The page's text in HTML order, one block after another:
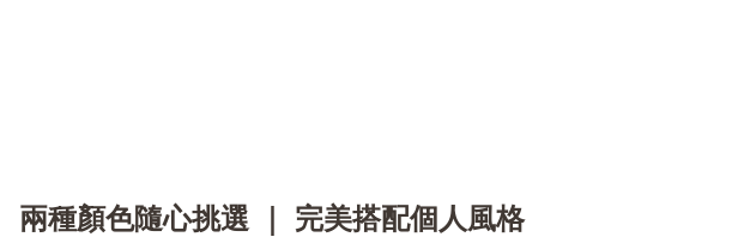
兩種顏色隨心挑選 ｜ 完美搭配個人風格